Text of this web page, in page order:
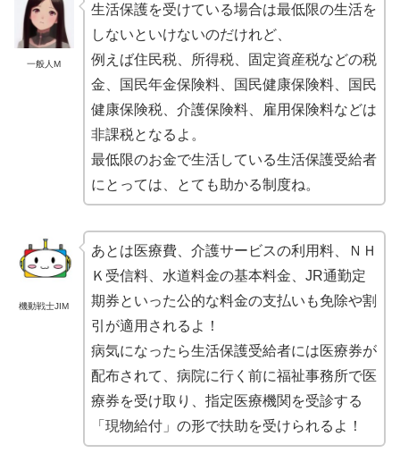
一般人M
生活保護を受けている場合は最低限の生活を
しないといけないのだけれど、
例えば住民税、所得税、固定資産税などの税
金、国民年金保険料、国民健康保険料、国民
健康保険税、介護保険料、雇用保険料などは
非課税となるよ。
最低限のお金で生活している生活保護受給者
にとっては、とても助かる制度ね。
機動戦士JIM
あとは医療費、介護サービスの利用料、ＮＨ
Ｋ受信料、水道料金の基本料金、JR通勤定
期券といった公的な料金の支払いも免除や割
引が適用されるよ！
病気になったら生活保護受給者には医療券が
配布されて、病院に行く前に福祉事務所で医
療券を受け取り、指定医療機関を受診する
「現物給付」の形で扶助を受けられるよ！